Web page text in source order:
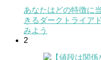
あなたはどの特徴に
きるダークトライア
みよう
2